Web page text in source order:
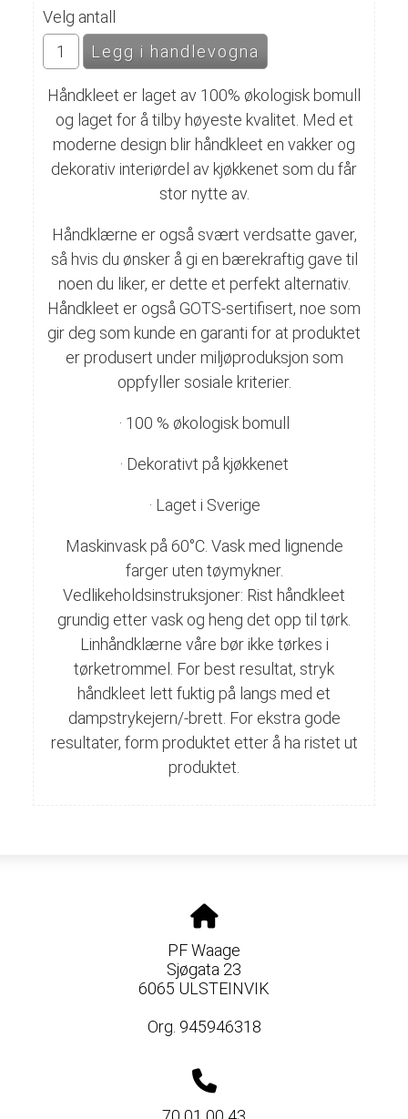
Velg antall
Håndkleet er laget av 100% økologisk bomull
og laget for å tilby høyeste kvalitet. Med et
moderne design blir håndkleet en vakker og
dekorativ interiørdel av kjøkkenet som du får
stor nytte av.
Håndklærne er også svært verdsatte gaver,
så hvis du ønsker å gi en bærekraftig gave til
noen du liker, er dette et perfekt alternativ.
Håndkleet er også GOTS-sertifisert, noe som
gir deg som kunde en garanti for at produktet
er produsert under miljøproduksjon som
oppfyller sosiale kriterier.
· 100 % økologisk bomull
· Dekorativt på kjøkkenet
· Laget i Sverige
Maskinvask på 60°C. Vask med lignende
farger uten tøymykner.
Vedlikeholdsinstruksjoner: Rist håndkleet
grundig etter vask og heng det opp til tørk.
Linhåndklærne våre bør ikke tørkes i
tørketrommel. For best resultat, stryk
håndkleet lett fuktig på langs med et
dampstrykejern/-brett. For ekstra gode
resultater, form produktet etter å ha ristet ut
produktet.
PF Waage
Sjøgata 23
6065 ULSTEINVIK
Org. 945946318